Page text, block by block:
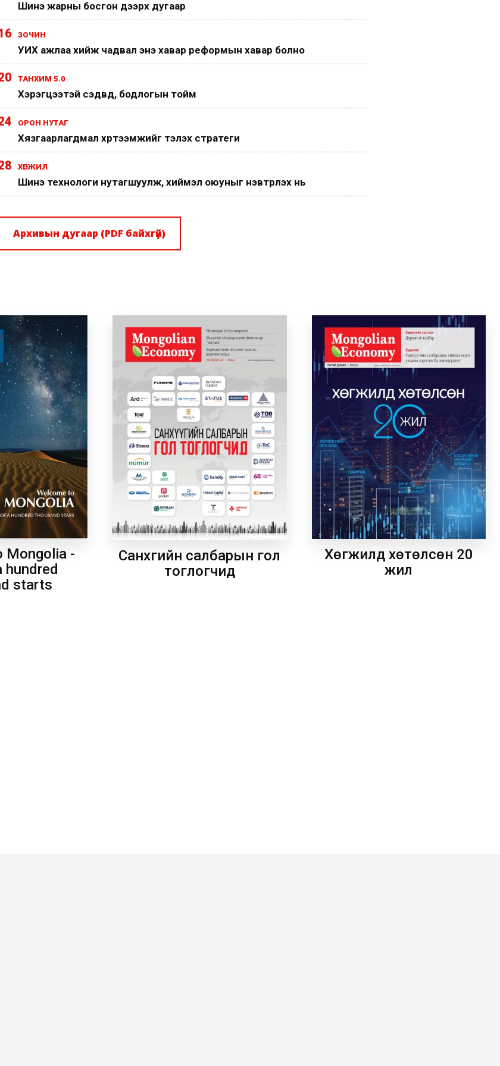
Шинэ жарны босгон дээрх дугаар
ЗОЧИН
УИХ ажлаа хийж чадвал энэ хавар реформын хавар болно
ТАНХИМ 5.0
Хэрэгцээтэй сэдвүүд, бодлогын тойм
ОРОН НУТАГ
Хязгаарлагдмал хүртээмжийг тэлэх стратеги
ХӨГЖИЛ
Шинэ технологи нутагшуулж, хиймэл оюуныг нэвтрүүлэх нь
Архивын дугаар (PDF байхгүй)
Mongolia -
hundred
starts
Санхүүгийн салбарын гол
тоглогчид
Хөгжилд хөтөлсөн 20
жил